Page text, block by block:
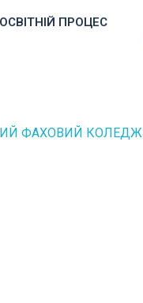
ОСВІТНІЙ ПРОЦЕС
ФАХОВИЙ КОЛЕДЖ